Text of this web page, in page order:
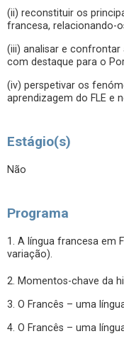
(ii) reconstituir os
francesa, relacionando-
(iii) analisar e confrontar
com destaque para o
(iv) perspetivar os
aprendizagem do FLE e
Estágio(s)
Não
Programa
1. A língua francesa em
variação).
2. Momentos-chave da
3. O Francês – uma
4. O Francês – uma